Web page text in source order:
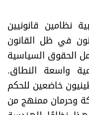
نظامين قانونيين
في ظل القانون
الحقوق السياسية
واسعة النطاق.
خاضعين للحكم
وحرمان ممنهج من